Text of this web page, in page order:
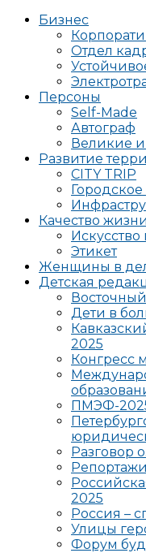
Бизнес
Отдел
Персоны
Self-Made
Автограф
Великие
Развитие
CITY TRIP
Качество жизни
Этикет
Женщины в
Детская
Дети в
2025
Конгресс
ПМЭФ-
Разговор
Репортажи
2025
Россия –
Улицы
Форум